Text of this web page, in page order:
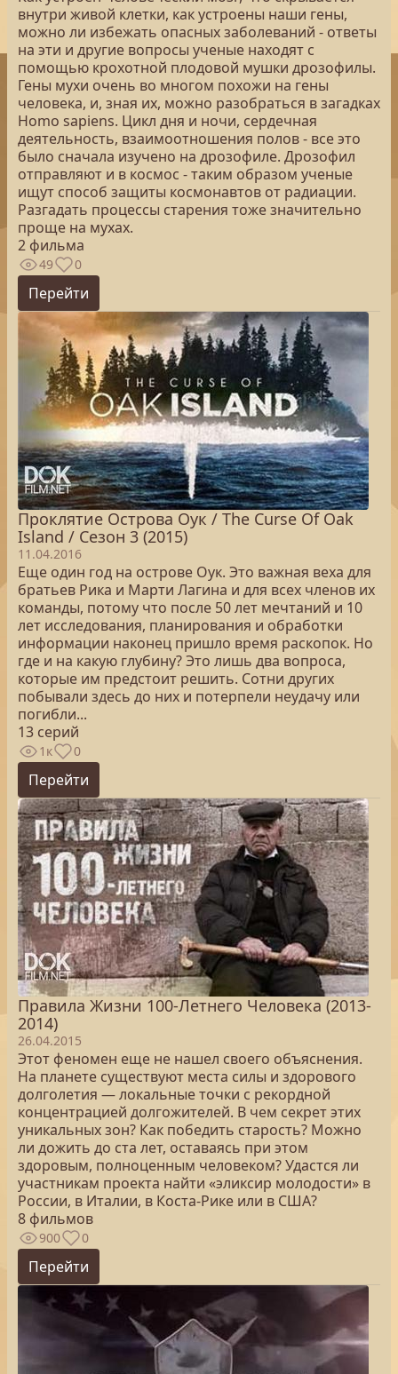
внутри живой клетки, как устроены наши гены,
можно ли избежать опасных заболеваний - ответы
на эти и другие вопросы ученые находят с
помощью крохотной плодовой мушки дрозофилы.
Гены мухи очень во многом похожи на гены
человека, и, зная их, можно разобраться в загадках
Homo sapiens. Цикл дня и ночи, сердечная
деятельность, взаимоотношения полов - все это
было сначала изучено на дрозофиле. Дрозофил
отправляют и в космос - таким образом ученые
ищут способ защиты космонавтов от радиации.
Разгадать процессы старения тоже значительно
проще на мухах.
2 фильма
49 0
Перейти
Проклятие Острова Оук / The Curse Of Oak
Island / Сезон 3 (2015)
11.04.2016
Еще один год на острове Оук. Это важная веха для
братьев Рика и Марти Лагина и для всех членов их
команды, потому что после 50 лет мечтаний и 10
лет исследования, планирования и обработки
информации наконец пришло время раскопок. Но
где и на какую глубину? Это лишь два вопроса,
которые им предстоит решить. Сотни других
побывали здесь до них и потерпели неудачу или
погибли...
13 серий
1к 0
Перейти
Правила Жизни 100-Летнего Человека (2013-
2014)
26.04.2015
Этот феномен еще не нашел своего объяснения.
На планете существуют места силы и здорового
долголетия ― локальные точки с рекордной
концентрацией долгожителей. В чем секрет этих
уникальных зон? Как победить старость? Можно
ли дожить до ста лет, оставаясь при этом
здоровым, полноценным человеком? Удастся ли
участникам проекта найти «эликсир молодости» в
России, в Италии, в Коста-Рике или в США?
8 фильмов
900 0
Перейти